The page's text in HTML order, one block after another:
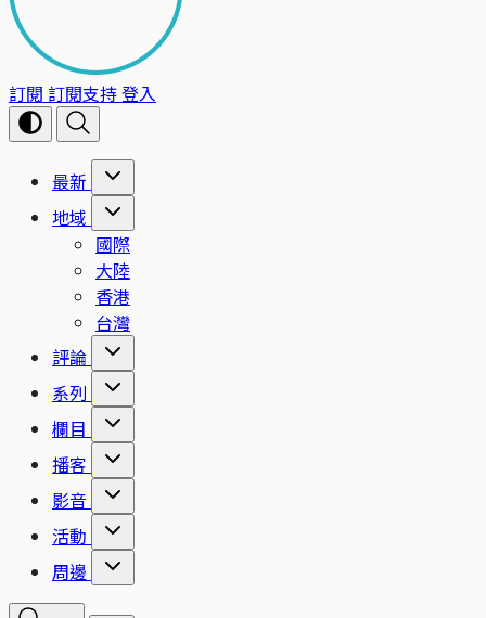
訂閱 訂閱支持登入
最新
地域
國際
大陸
香港
台灣
評論
系列
欄目
播客
影音
活動
周邊